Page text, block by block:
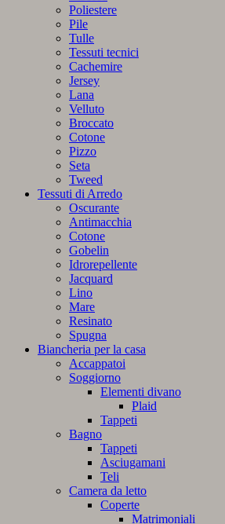
Poliestere
Pile
Tulle
Tessuti tecnici
Cachemire
Jersey
Lana
Velluto
Broccato
Cotone
Pizzo
Seta
Tweed
Tessuti di Arredo
Oscurante
Antimacchia
Cotone
Gobelin
Idrorepellente
Jacquard
Lino
Mare
Resinato
Spugna
Biancheria per la casa
Accappatoi
Soggiorno
Elementi divano
Plaid
Tappeti
Bagno
Tappeti
Asciugamani
Teli
Camera da letto
Coperte
Matrimoniali